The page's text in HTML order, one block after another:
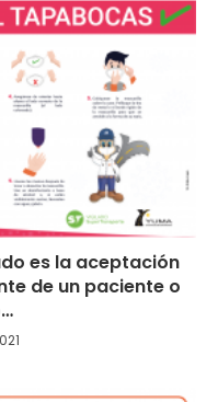
es la aceptación
de un paciente o